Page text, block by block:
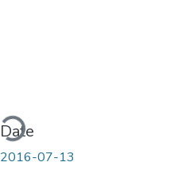
Loading...
Date
2016-07-13